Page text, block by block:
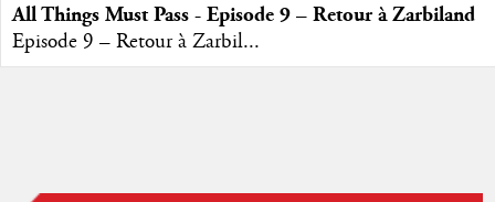
All Things Must Pass - Episode 9 – Retour à Zarbiland
Episode 9 – Retour à Zarbil...